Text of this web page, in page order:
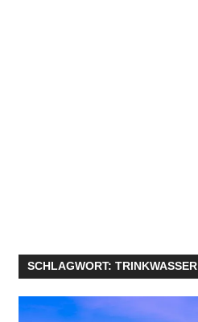
SCHLAGWORT: TRINKWASSER